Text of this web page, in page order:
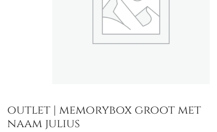
outlet | memorybox groot met
naam julius